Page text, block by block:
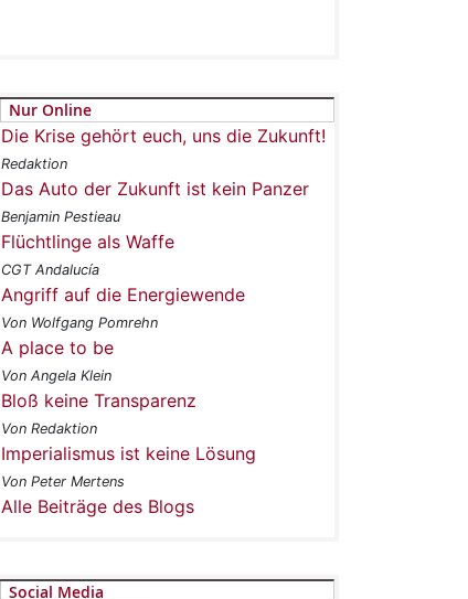
Nur Online
Die Krise gehört euch, uns die Zukunft!
Redaktion
Das Auto der Zukunft ist kein Panzer
Benjamin Pestieau
Flüchtlinge als Waffe
CGT Andalucía
Angriff auf die Energiewende
Von Wolfgang Pomrehn
A place to be
Von Angela Klein
Bloß keine Transparenz
Von Redaktion
Imperialismus ist keine Lösung
Von Peter Mertens
Alle Beiträge des Blogs
Social Media